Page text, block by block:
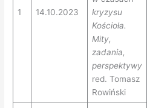
1 14.10.2023
kryzysu
Kościoła.
Mity,
zadania,
perspektywy
red. Tomasz
Rowiński